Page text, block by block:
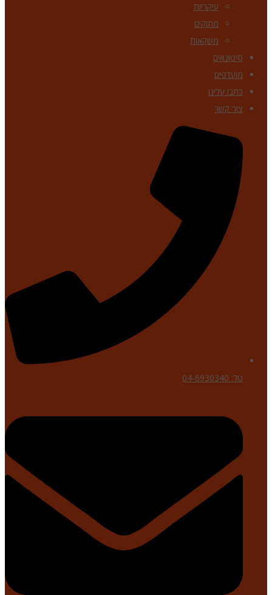
עיקריות
מתוקים
משקאות
סיטונאים
מועדפים
כתבו עלינו
צור קשר
טל: 04-6930340